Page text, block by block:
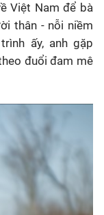
Việt Nam để bà
thân - nỗi niềm
ấy, anh gặp
đuổi đam mê